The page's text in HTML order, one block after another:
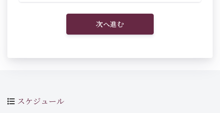
次へ進む
スケジュール